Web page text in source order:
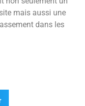
mais aussi une
dans les